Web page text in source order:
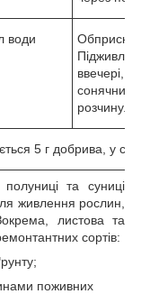
води
ввечері,
сонячних
розчину.
5 г добрива, у
та суниці
живлення рослин,
листова та
сортів:
поживних